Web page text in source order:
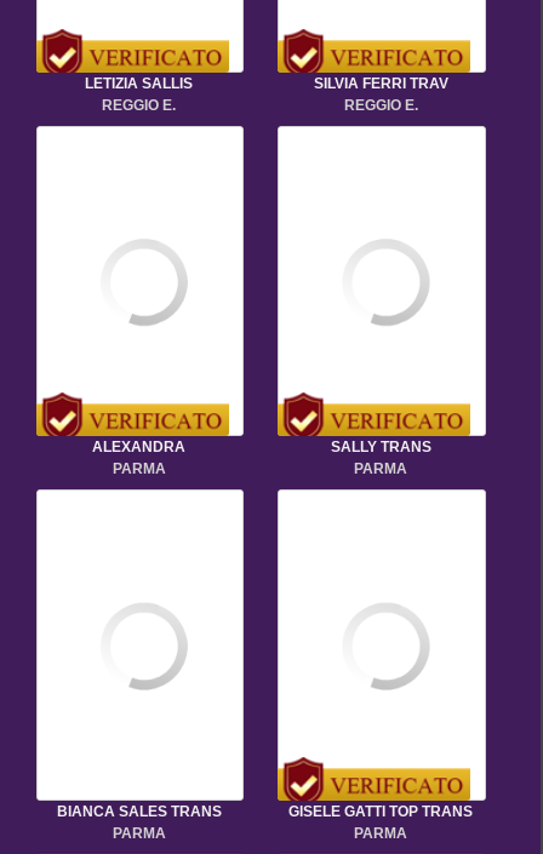
LETIZIA SALLIS
REGGIO E.
SILVIA FERRI TRAV
REGGIO E.
ALEXANDRA
PARMA
SALLY TRANS
PARMA
BIANCA SALES TRANS
PARMA
GISELE GATTI TOP TRANS
PARMA